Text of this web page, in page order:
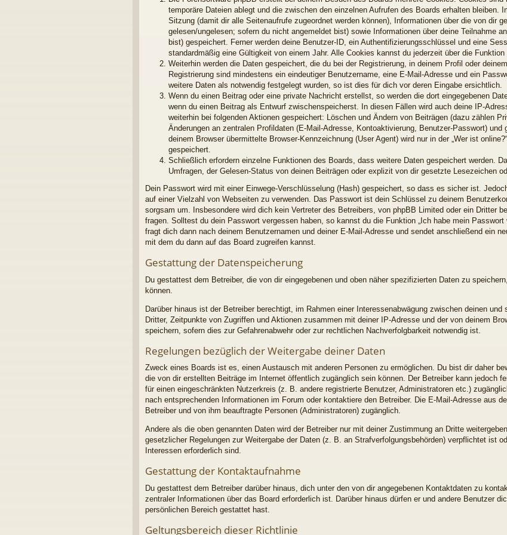
temporäre Dateien ablegt und die zwischen den einzelnen Aufrufen des Boards erhalten bleiben.
Sitzung (damit dir alle Seitenaufrufe zugeordnet werden können), Informationen über die von dir
gelesen/ungelesen; sofern du nicht angemeldet bist) sowie Informationen über deine Teilnahme
bist) gespeichert. Ferner werden deine Benutzer-ID, ein Authentifizierungsschlüssel und eine
standardmäßig eine Gültigkeit von einem Jahr. Alle Cookies kannst du jederzeit über die Funktion
Weiterhin werden die Daten gespeichert, die du bei der Registrierung, in deinem Profil oder
Registrierung sind mindestens ein eindeutiger Benutzername, eine E-Mail-Adresse und ein
weitere Daten als notwendig festgelegt wurden, so ist dies für dich vor deren Eingabe ersichtlich.
Wenn du einen Beitrag oder eine private Nachricht erstellst, so werden die dort eingegebenen
wenn du einen Beitrag als Entwurf zwischenspeicherst. In diesen Fällen wird auch deine IP-
weiterhin bei folgenden Aktionen gespeichert: Löschen und Ändern von Beiträgen (dazu zählen
Änderungen an zentralen Profildaten (E-Mail-Adresse, Kontoaktivierung, Benutzer-Passwort)
deinem Browser übermittelte Browser-Kennzeichnung (User Agent) wird nur in der „Wer ist
gespeichert.
Schließlich erfordern einzelne Funktionen des Boards, dass weitere Daten gespeichert werden.
Umfragen, der Gelesen-Status von deinen Beiträgen oder explizit von dir gesetzte Lesezeichen
Dein Passwort wird mit einer Einwege-Verschlüsselung (Hash) gespeichert, so dass es sicher ist.
auf einer Vielzahl von Webseiten zu verwenden. Das Passwort ist dein Schlüssel zu deinem
sorgsam um. Insbesondere wird dich kein Vertreter des Betreibers, von phpBB Limited oder ein Dritter
fragen. Solltest du dein Passwort vergessen haben, so kannst du die Funktion „Ich habe mein
fragt dich dann nach deinem Benutzernamen und deiner E-Mail-Adresse und sendet anschließend ein
mit dem du dann auf das Board zugreifen kannst.
Gestattung der Datenspeicherung
Du gestattest dem Betreiber, die von dir eingegebenen und oben näher spezifizierten Daten zu
können.
Darüber hinaus ist der Betreiber berechtigt, im Rahmen einer Interessenabwägung zwischen deinen
Dritter, Zeitpunkte von Zugriffen und Aktionen zusammen mit deiner IP-Adresse und der von deinem
speichern, sofern dies zur Gefahrenabwehr oder zur rechtlichen Nachverfolgbarkeit notwendig ist.
Regelungen bezüglich der Weitergabe deiner Daten
Zweck eines Boards ist es, einen Austausch mit anderen Personen zu ermöglichen. Du bist dir daher
die von dir erstellten Beiträge im Internet öffentlich zugänglich sein können. Der Betreiber kann jedoch
für einen eingeschränkten Nutzerkreis (z. B. andere registrierte Benutzer, Administratoren etc.)
nach entsprechenden Informationen im Forum oder kontaktiere den Betreiber. Die E-Mail-Adresse aus
Betreiber und von ihm beauftragte Personen (Administratoren) zugänglich.
Andere als die oben genannten Daten wird der Betreiber nur mit deiner Zustimmung an Dritte
gesetzlicher Regelungen zur Weitergabe der Daten (z. B. an Strafverfolgungsbehörden) verpflichtet ist
Interessen erforderlich sind.
Gestattung der Kontaktaufnahme
Du gestattest dem Betreiber darüber hinaus, dich unter den von dir angegebenen Kontaktdaten zu
zentraler Informationen über das Board erforderlich ist. Darüber hinaus dürfen er und andere Benutzer
persönlichen Bereich gestattet hast.
Geltungsbereich dieser Richtlinie